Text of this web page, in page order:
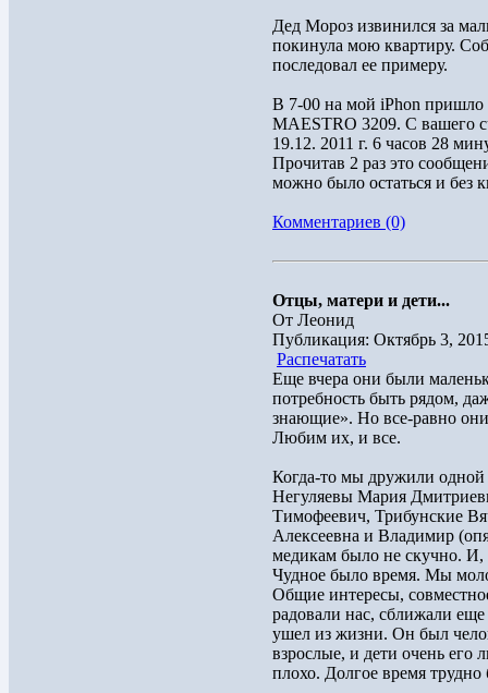
Дед Мороз извинился за
покинула мою квартиру.
последовал ее примеру.
В 7-00 на мой iPhon пришло
MAESTRO 3209. С вашего
19.12. 2011 г. 6 часов 28
Прочитав 2 раз это
можно было остаться и без
Комментариев (0)
Отцы, матери и дети...
От Леонид
Публикация: Октябрь 3,
Распечатать
Еще вчера они были
потребность быть рядом,
знающие». Но все-равно
Любим их, и все.
Когда-то мы дружили
Негуляевы Мария
Тимофеевич, Трибунские
Алексеевна и Владимир
медикам было не скучно.
Чудное было время. Мы
Общие интересы,
радовали нас, сближали
ушел из жизни. Он был
взрослые, и дети очень его
плохо. Долгое время